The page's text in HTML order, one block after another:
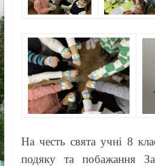
На честь свята учні 8
подяку та побажання